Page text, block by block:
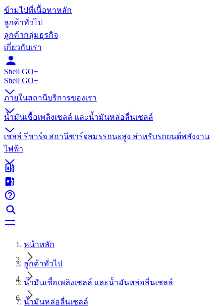
ข้ามไปที่เนื้อหาหลัก
ลูกค้าทั่วไป
ลูกค้ากลุ่มธุรกิจ
เกี่ยวกับเรา
Shell GO+
Shell GO+​
ภายในสถานีบริการของเรา
น้ำมันเชื้อเพลิงเชลล์ และน้ำมันหล่อลื่นเชลล์
เชลล์ รีชาร์จ สถานีชาร์จสมรรถนะสูง สำหรับรถยนต์พลังงาน
ไฟฟ้า
หน้าหลัก
ลูกค้าทั่วไป
น้ำมันเชื้อเพลิงเชลล์ และน้ำมันหล่อลื่นเชลล์
น้ำมันหล่อลื่นเชลล์